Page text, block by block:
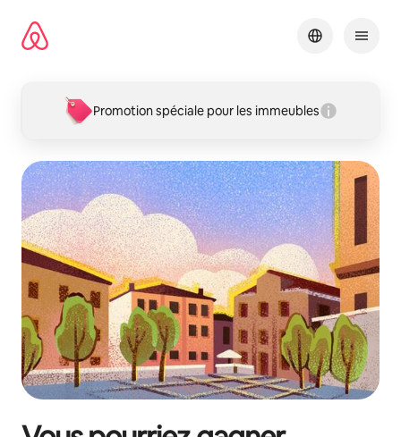
directement
Promotion spéciale pour les immeubles